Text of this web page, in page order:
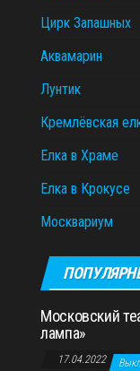
Цирк Запашных
Аквамарин
Лунтик
Кремлёвская
Елка в Храме
Елка в Крокусе
Москвариум
Московский
лампа»
17.04.2022